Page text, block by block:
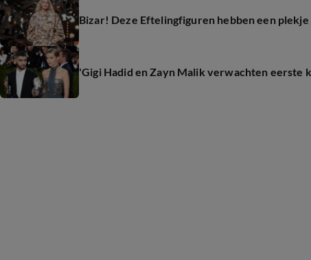
Bizar! Deze Eftelingfiguren hebben een plekje
'Gigi Hadid en Zayn Malik verwachten eerste